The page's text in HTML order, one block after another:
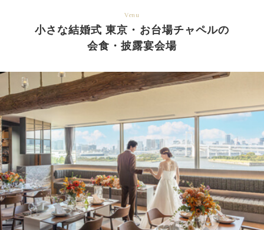
Venu
小さな結婚式 東京・お台場チャペルの
会食・披露宴会場